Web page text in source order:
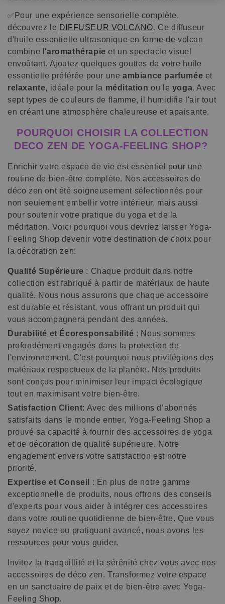
✅ Pour une expérience sensorielle complète,
découvrez le DIFFUSEUR VOLCANO. Ce diffuseur
d'huile essentielle ultrasonique en forme de volcan
combine l'aromathérapie et un spectacle visuel
envoûtant. Ajoutez quelques gouttes de votre huile
essentielle préférée pour uneambiance parfumée et
relaxante, idéale pour la méditation ou le yoga. Avec
sept types de couleurs de flamme, il humidifie l'air tout
en créant une atmosphère chaleureuse et apaisante.
POURQUOI CHOISIR LA COLLECTION
DECO ZEN DE YOGA-FEELING SHOP?
Enrichir votre espace de vie est essentiel pour une
routine de bien-être complète. Nos accessoires de
déco zen ont été soigneusement sélectionnés pour
non seulement embellir votre intérieur, mais aussi
pour soutenir votre pratique du yoga et de la
méditation. Voici pourquoi vous devriez laisser Yoga-
Feeling Shop devenir votre destination de choix pour
la décoration zen:
Qualité Supérieure : Chaque produit dans notre
collection est fabriqué à partir de matériaux de haute
qualité. Nous nous assurons que chaque accessoire
est durable et résistant, vous offrant un produit qui
vous accompagnera pendant des années.
Durabilité et Écoresponsabilité : Nous sommes
profondément engagés dans la protection de
l'environnement. C'est pourquoi nous privilégions des
matériaux respectueux de la planète. Nos produits
sont conçus pour minimiser leur impact écologique
tout en maximisant votre bien-être.
Satisfaction Client: Avec des millions d’abonnés
satisfaits dans le monde entier, Yoga-Feeling Shop a
prouvé sa capacité à fournir des accessoires de yoga
et de décoration de qualité supérieure. Notre
engagement envers votre satisfaction est notre
priorité.
Expertise et Conseil
: En plus de notre gamme
exceptionnelle de produits, nous offrons des conseils
d'experts pour vous aider à intégrer ces accessoires
dans votre routine quotidienne de bien-être. Que vous
soyez novice ou pratiquant avancé, nous avons les
ressources pour vous guider.
Invitez la tranquillité et la sérénité chez vous avec nos
accessoires de déco zen. Transformez votre espace
en un sanctuaire de paix et de bien-être avec Yoga-
Feeling Shop.